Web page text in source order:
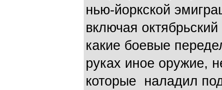
нью-йоркской
включая
какие боевые
руках иное оружие,
которые наладил